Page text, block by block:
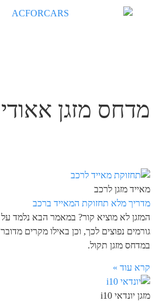
מדחס מזגן אאודי S5
מאייד מזגן לרכב
מדריך מלא תחזוקת המאייד ברכב
המזגן לא מוציא קור? במאמר הבא נלמד על
גורמים נפוצים לכך, וכן באילו מקרים מדובר
במדחס מזגן תקול.
קרא עוד »
מזגן יונדאי i10